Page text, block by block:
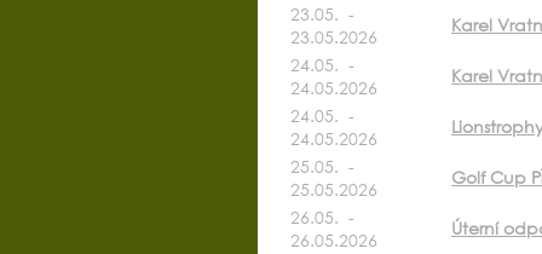
23.05. -
23.05.2026
Karel
24.05. -
24.05.2026
Karel
24.05. -
24.05.2026
25.05. -
25.05.2026
Golf Cup
26.05. -
26.05.2026
Úterní